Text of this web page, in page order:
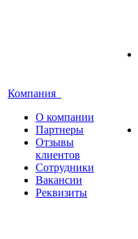
Компания
О компании
Партнеры
Отзывы
клиентов
Сотрудники
Вакансии
Реквизиты